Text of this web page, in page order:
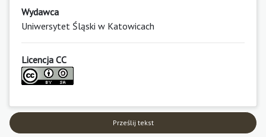
Wydawca
Uniwersytet Śląski w Katowicach
Licencja CC
Prześlij tekst